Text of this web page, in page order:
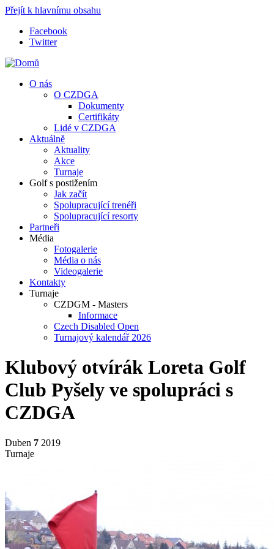
Přejít k hlavnímu obsahu
Facebook
Twitter
O nás
O CZDGA
Dokumenty
Certifikáty
Lidé v CZDGA
Aktuálně
Aktuality
Akce
Turnaje
Golf s postižením
Jak začít
Spolupracující trenéři
Spolupracující resorty
Partneři
Média
Fotogalerie
Média o nás
Videogalerie
Kontakty
Turnaje
CZDGM - Masters
Informace
Czech Disabled Open
Turnajový kalendář 2026
Klubový otvírák Loreta Golf
Club Pyšely ve spolupráci s
CZDGA
Duben 7 2019
Turnaje